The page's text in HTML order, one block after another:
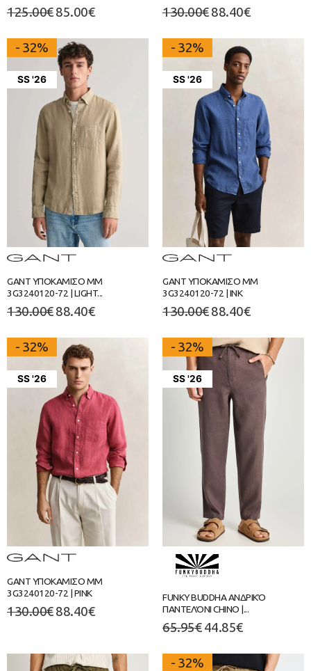
125.00€ 85.00€ 130.00€ 88.40€
SS '26
- 32%
GANT ΥΠΟΚΑΜΙΣΟ ΜΜ
3G3240120-72 | LIGHT...
130.00€ 88.40€
SS '26
- 32%
GANT ΥΠΟΚΑΜΙΣΟ ΜΜ
3G3240120-72 | INK
130.00€ 88.40€
SS '26
- 32%
GANT ΥΠΟΚΑΜΙΣΟ ΜΜ
3G3240120-72 | PINK
130.00€ 88.40€
SS '26
- 32%
FUNKY BUDDHA ΑΝΔΡΙΚΌ
ΠΑΝΤΕΛΌΝΙ CHINO |...
65.95€ 44.85€
- 32%